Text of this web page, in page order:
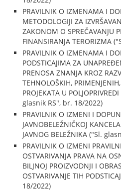
PRAVILNIK O IZMENAMA I
METODOLOGIJI ZA
ZAKONOM O SPREČAVANJU
FINANSIRANJA TERORIZMA
PRAVILNIK O IZMENAMA I
PODSTICAJIMA ZA
PRENOSA ZNANJA KROZ
TEHNOLOŠKIH,
PROJEKATA U
glasnik RS", br. 18/2022)
PRAVILNIK O IZMENI I
JAVNOBELEŽNIČKOJ
JAVNOG BELEŽNIKA ("Sl.
PRAVILNIK O IZMENI
OSTVARIVANJA PRAVA NA
BILJNOJ PROIZVODNJI I
OSTVARIVANJE TIH
18/2022)